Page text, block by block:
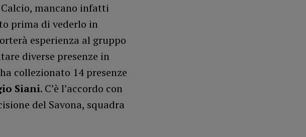
mancano infatti
prima di vederlo in
esperienza al gruppo
diverse presenze in
collezionato 14 presenze
Siani. C’è l’accordo con
del Savona, squadra